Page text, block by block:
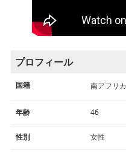
プロフィール
国籍 南アフリカ
年齢 46
性別 女性